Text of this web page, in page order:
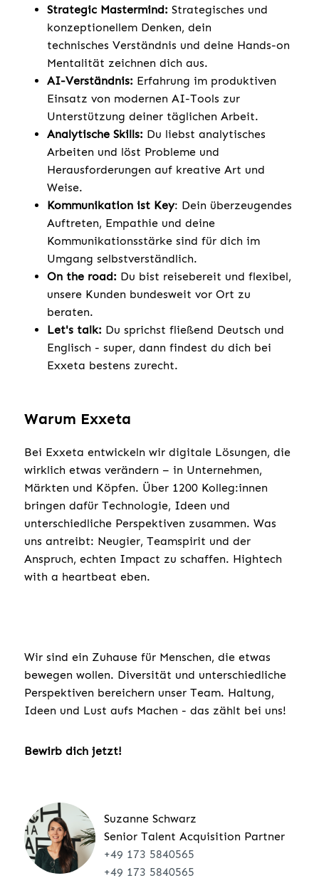
Strategic Mastermind: Strategisches und
konzeptionellem Denken, dein
technisches Verständnis und deine Hands-on
Mentalität zeichnen dich aus.
AI-Verständnis: Erfahrung im produktiven
Einsatz von modernen AI-Tools zur
Unterstützung deiner täglichen Arbeit.
Analytische Skills: Du liebst analytisches
Arbeiten und löst Probleme und
Herausforderungen auf kreative Art und
Weise.
Kommunikation ist Key: Dein überzeugendes
Auftreten, Empathie und deine
Kommunikationsstärke sind für dich im
Umgang selbstverständlich.
On the road: Du bist reisebereit und flexibel,
unsere Kunden bundesweit vor Ort zu
beraten.
Let's talk: Du sprichst fließend Deutsch und
Englisch - super, dann findest du dich bei
Exxeta bestens zurecht.
Warum Exxeta
Bei Exxeta entwickeln wir digitale Lösungen, die
wirklich etwas verändern – in Unternehmen,
Märkten und Köpfen. Über 1200 Kolleg:innen
bringen dafür Technologie, Ideen und
unterschiedliche Perspektiven zusammen. Was
uns antreibt: Neugier, Teamspirit und der
Anspruch, echten Impact zu schaffen. Hightech
with a heartbeat eben.
Wir sind ein Zuhause für Menschen, die etwas
bewegen wollen. Diversität und unterschiedliche
Perspektiven bereichern unser Team. Haltung,
Ideen und Lust aufs Machen - das zählt bei uns!
Bewirb dich jetzt!
Suzanne Schwarz
Senior Talent Acquisition Partner
+49 173 5840565
+49 173 5840565